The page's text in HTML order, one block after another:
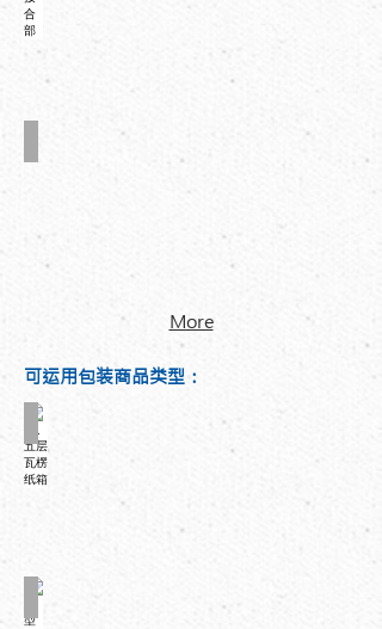
压着部-枚叶矫正装置
More
可运用包装商品类型：
三、五层瓦楞纸箱
大型纸箱